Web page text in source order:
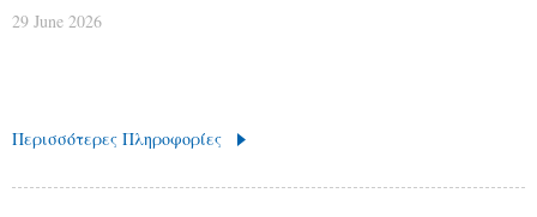
29 June 2026
Περισσότερες Πληροφορίες